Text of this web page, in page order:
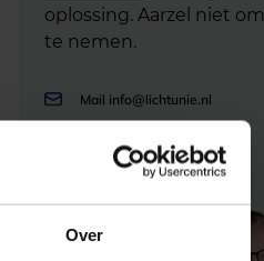
Over
oplossing. Aarzel niet
te nemen.
Mail info@lichtunie.nl
0348 – 20 90 00